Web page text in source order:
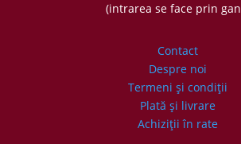
(intrarea se face prin
Contact
Despre noi
Termeni şi condiţii
Plată şi livrare
Achiziţii în rate